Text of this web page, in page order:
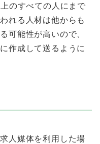
のすべての人にまで
れる人材は他からも
可能性が高いので、
作成して送るように
人媒体を利用した場